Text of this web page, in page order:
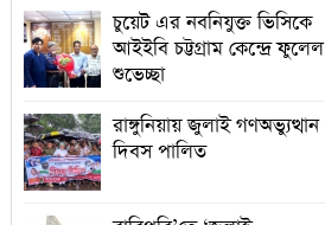
রাঙ্গুনিয়ায় জুলাই গণঅভ্যুত্থান দিবস
পালিত
পার্বতীপুরে জুলাই গণঅভ্যুত্থান দিবস
পালন
আত্রাইয়ে যথাযোগ্য মর্যাদায় ‘জুলাই
গণঅভ্যুত্থান দিবস’ পালিত
চুয়েট এর নবনিযুক্ত ভিসিকে
আইইবি চট্টগ্রাম কেন্দ্রে ফুলেল
শুভেচ্ছা
রাঙ্গুনিয়ায় জুলাই গণঅভ্যুত্থান
দিবস পালিত